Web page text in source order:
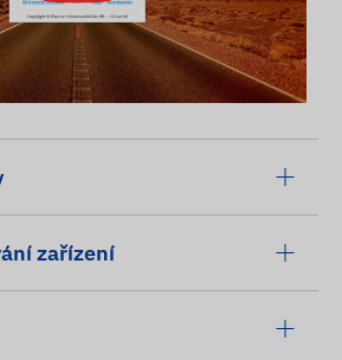
zařízení